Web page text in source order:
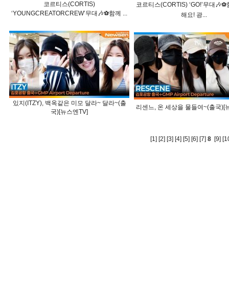
코르티스(CORTIS)
‘YOUNGCREATORCREW’무대🎶⚽️함께 ...
코르티스(CORTIS) ‘GO!’무대🎶⚽️
해요! 광...
있지(ITZY), 백옥같은 미모 달라~ 달라~(출
국)[뉴스엔TV]
리센느, 온 세상을 물들여~(출국)[
[1] [2] [3] [4] [5] [6] [7] 8 [9]